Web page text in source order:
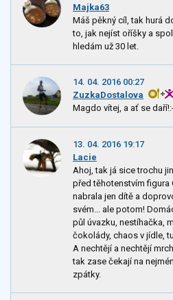
Majka63
Máš pěkný cíl, tak hurá
to, jak nejíst oříšky a
hledám už 30 let.
14. 04. 2016 00:27
ZuzkaDostalova
Magdo vítej, a ať se
13. 04. 2016 19:17
Lacie
Ahoj, tak já sice trochu
před těhotenstvím figura
nabrala jen dítě a
svém... ale potom!
půl úvazku, nestíhačka,
čokolády, chaos v jídle,
A nechtějí a nechtějí
tak zase čekají na
zpátky.